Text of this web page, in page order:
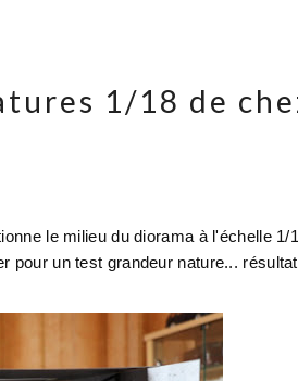
1/18 de
le milieu du diorama à l'échelle 1/
pour un test grandeur nature...